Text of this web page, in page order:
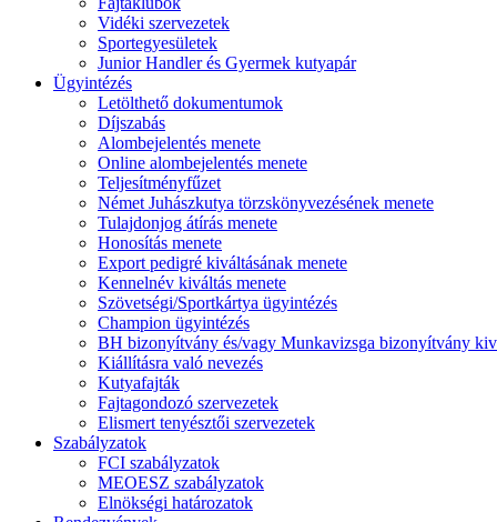
Vidéki szervezetek
Sportegyesületek
Junior Handler és Gyermek kutyapár
Ügyintézés
Letölthető dokumentumok
Díjszabás
Alombejelentés menete
Online alombejelentés menete
Teljesítményfűzet
Német Juhászkutya törzskönyvezésének menete
Tulajdonjog átírás menete
Honosítás menete
Export pedigré kiváltásának menete
Kennelnév kiváltás menete
Szövetségi/Sportkártya ügyintézés
Champion ügyintézés
BH bizonyítvány és/vagy Munkavizsga bizonyítvány
Kiállításra való nevezés
Kutyafajták
Fajtagondozó szervezetek
Elismert tenyésztői szervezetek
Szabályzatok
FCI szabályzatok
MEOESZ szabályzatok
Elnökségi határozatok